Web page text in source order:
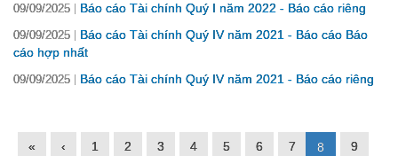
09/09/2025 Báo cáo Tài chính Quý I năm 2022 - Báo cáo riêng
09/09/2025
Báo cáo Tài chính Quý IV năm 2021 - Báo cáo Báo
cáo hợp nhất
09/09/2025 Báo cáo Tài chính Quý IV năm 2021 - Báo cáo riêng
« ‹ 1 2 3 4 5 6 7 8 9